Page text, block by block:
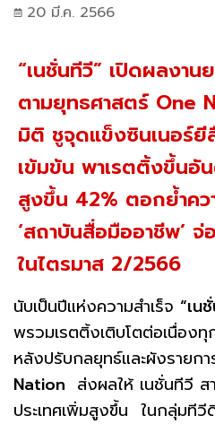
20 มี.ค. 2566
“เนชั่นทีวี” เปิดผลงา
ตามยุทธศาสตร์ One
มิติ ชูจุดแข็งซินเนอร์ยี
เข้มข้น พาเรตติ้งขึ้น
สูงขึ้น 42% ตอกย้ำคว
‘สถาบันสื่อมืออาชีพ’
ในไตรมาส 2/2566
นับเป็นปีแห่งความสำเร็จ “เน
พรวมเรตติ้งเติบโตต่อเนื่อง
หลังปรับกลยุทธ์และผังรายกา
Nation ส่งผลให้ เนชั่นทีวี
ประเทศเพิ่มสูงขึ้น ในกลุ่มที